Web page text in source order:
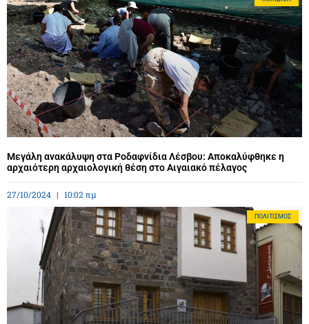
Μεγάλη ανακάλυψη στα Ροδαφνίδια Λέσβου: Αποκαλύφθηκε η
αρχαιότερη αρχαιολογική θέση στο Αιγαιακό πέλαγος
27/10/2024 10:02 πμ
ΠΟΛΙΤΙΣΜΌΣ